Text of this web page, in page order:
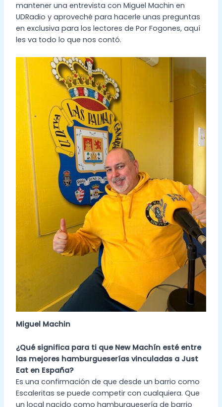
mantener una entrevista con Miguel Machin en
UDRadio y aproveché para hacerle unas preguntas
en exclusiva para los lectores de Por Fogones, aquí
les va todo lo que nos contó.
Miguel Machin
¿Qué significa para ti que New Machín esté entre
las mejores hamburgueserías vinculadas a Just
Eat en España?
Es una confirmación de que desde un barrio como
Escaleritas se puede competir con cualquiera. Que
un local nacido como hamburguesería de barrio